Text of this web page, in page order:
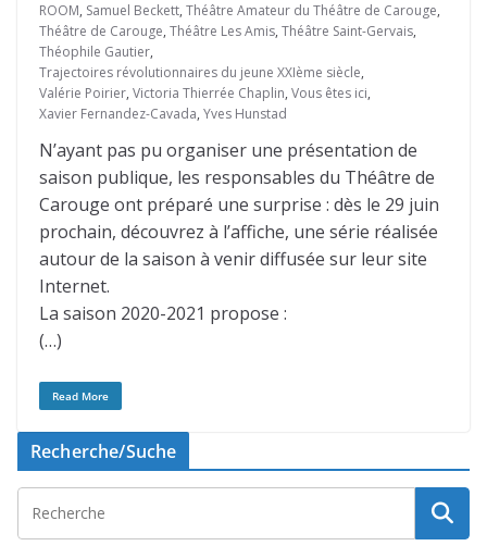
ROOM, Samuel Beckett, Théâtre Amateur du Théâtre de Carouge,
Théâtre de Carouge, Théâtre Les Amis, Théâtre Saint-Gervais,
Théophile Gautier,
Trajectoires révolutionnaires du jeune XXIème siècle,
Valérie Poirier, Victoria Thierrée Chaplin, Vous êtes ici,
Xavier Fernandez-Cavada, Yves Hunstad
N’ayant pas pu organiser une présentation de
saison publique, les responsables du Théâtre de
Carouge ont préparé une surprise : dès le 29 juin
prochain, découvrez à l’affiche, une série réalisée
autour de la saison à venir diffusée sur leur site
Internet.
La saison 2020-2021 propose :
(…)
Read More
Recherche/Suche